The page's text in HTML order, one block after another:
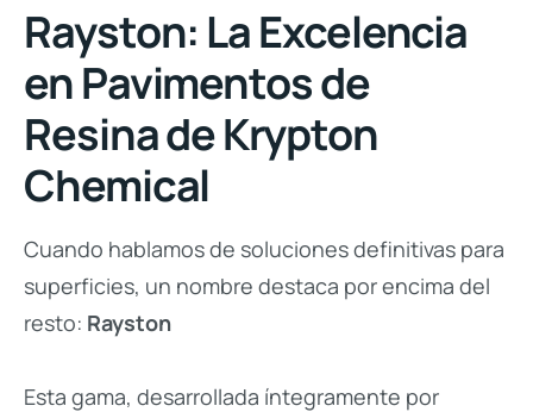
Rayston: La Excelencia
en Pavimentos de
Resina de Krypton
Chemical
Cuando hablamos de soluciones definitivas para
superficies, un nombre destaca por encima del
resto: Rayston
Esta gama, desarrollada íntegramente por